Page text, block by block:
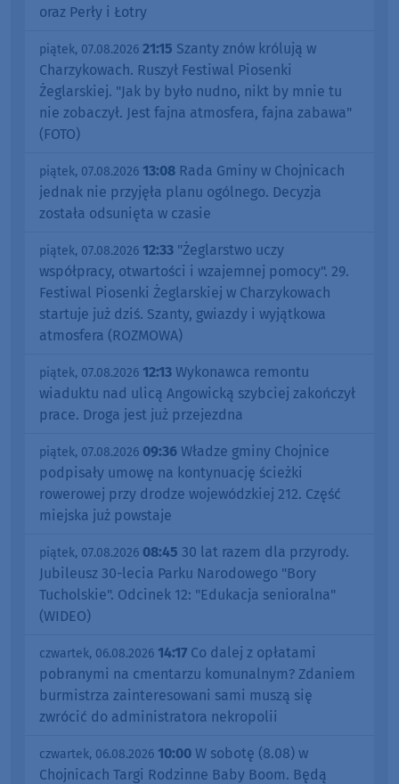
oraz Perły i Łotry
piątek, 07.08.2026 21:15 Szanty znów królują w
Charzykowach. Ruszył Festiwal Piosenki
Żeglarskiej. "Jak by było nudno, nikt by mnie tu
nie zobaczył. Jest fajna atmosfera, fajna zabawa"
(FOTO)
piątek, 07.08.2026 13:08 Rada Gminy w Chojnicach
jednak nie przyjęła planu ogólnego. Decyzja
została odsunięta w czasie
piątek, 07.08.2026 12:33 "Żeglarstwo uczy
współpracy, otwartości i wzajemnej pomocy". 29.
Festiwal Piosenki Żeglarskiej w Charzykowach
startuje już dziś. Szanty, gwiazdy i wyjątkowa
atmosfera (ROZMOWA)
piątek, 07.08.2026 12:13 Wykonawca remontu
wiaduktu nad ulicą Angowicką szybciej zakończył
prace. Droga jest już przejezdna
piątek, 07.08.2026 09:36 Władze gminy Chojnice
podpisały umowę na kontynuację ścieżki
rowerowej przy drodze wojewódzkiej 212. Część
miejska już powstaje
piątek, 07.08.2026 08:45 30 lat razem dla przyrody.
Jubileusz 30-lecia Parku Narodowego "Bory
Tucholskie". Odcinek 12: "Edukacja senioralna"
(WIDEO)
czwartek, 06.08.2026 14:17 Co dalej z opłatami
pobranymi na cmentarzu komunalnym? Zdaniem
burmistrza zainteresowani sami muszą się
zwrócić do administratora nekropolii
czwartek, 06.08.2026 10:00 W sobotę (8.08) w
Chojnicach Targi Rodzinne Baby Boom. Będą